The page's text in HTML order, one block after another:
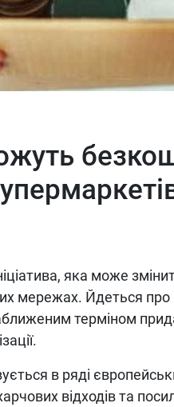
яка може
мережах. Йдеться
терміном
в ряді
відходів та